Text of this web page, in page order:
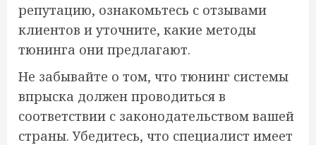
репутацию, ознакомьтесь с отзывами
клиентов и уточните, какие методы
тюнинга они предлагают.
Не забывайте о том, что тюнинг системы
впрыска должен проводиться в
соответствии с законодательством вашей
страны. Убедитесь, что специалист имеет